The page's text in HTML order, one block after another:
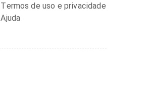
Termos de uso e privacidade
Ajuda